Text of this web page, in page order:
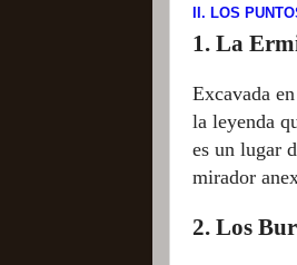
II. LOS
1. La
Excavada
la leyenda
es un lugar
mirador
2. Los